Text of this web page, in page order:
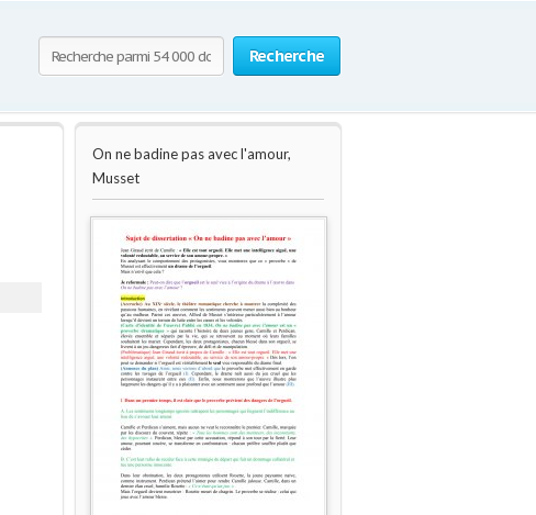
Recherche
On ne badine pas avec l'amour,
Musset